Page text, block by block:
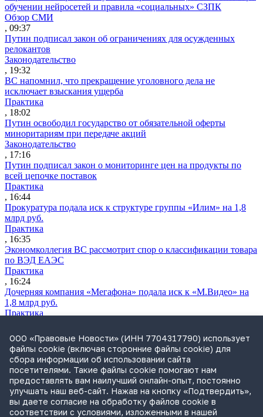
обучении нейросетей и правила «социальных» СЗПК
Обзор СМИ
, 09:37
Путин подписал закон об ограничениях для осужденных
релокантов
Законодательство
, 19:32
ВС напомнил, что прекращение уголовного дела не
исключает взыскания ущерба
Практика
, 18:02
Путин освободил государство от обязательной оферты
миноритариям при передаче акций
Законодательство
, 17:16
Путин подписал закон о мониторинге цен на продукты по
всей цепочке поставок
Практика
, 16:44
Прокуратура подала иск к структуре группы «Илим» на 1,8
млрд руб.
Практика
, 16:35
Экономколлегия ВС рассмотрит спор о классификации товара
по ВЭД ЕАЭС
Практика
, 16:24
Дочерняя компания «Мегафона» подала иск к «М.Видео» на
1,8 млрд руб.
Практика
СИП проверит отмену патента на систему управления
устройствами после возражений «Яндекса»
Практика
, 15:17
Суды 10 стран рассматривают иски российской «дочки»
Google о возврате дивидендов
Международная практика
, 14:09
ООО «Правовые Новости» (ИНН 7704317790) использует
файлы cookie (включая сторонние файлы cookie) для
сбора информации об использовании сайта
посетителями. Такие файлы cookie помогают нам
предоставлять вам наилучший онлайн-опыт, постоянно
улучшать наш веб-сайт. Нажав на кнопку «Подтвердить»,
вы даете согласие на обработку файлов cookie в
соответствии с условиями, изложенными в нашей